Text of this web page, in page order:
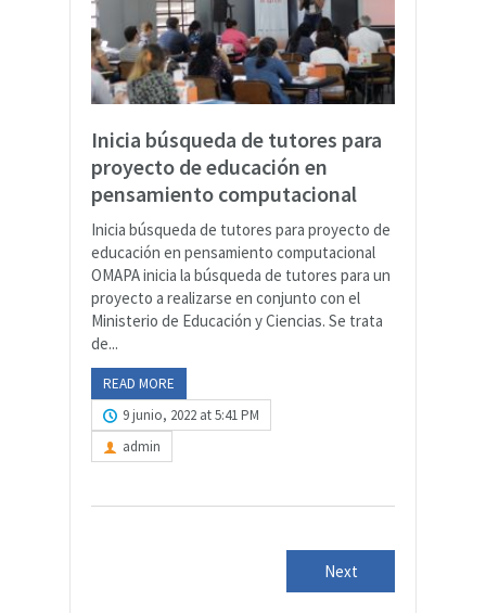
Inicia búsqueda de tutores para
proyecto de educación en
pensamiento computacional
Inicia búsqueda de tutores para proyecto de
educación en pensamiento computacional
OMAPA inicia la búsqueda de tutores para un
proyecto a realizarse en conjunto con el
Ministerio de Educación y Ciencias. Se trata
de...
READ MORE
9 junio, 2022 at 5:41 PM
admin
Next